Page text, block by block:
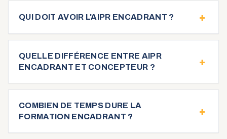
QUI DOIT AVOIR L'AIPR ENCADRANT ? +
QUELLE DIFFÉRENCE ENTRE AIPR
ENCADRANT ET CONCEPTEUR ?
+
COMBIEN DE TEMPS DURE LA
FORMATION ENCADRANT ?
+